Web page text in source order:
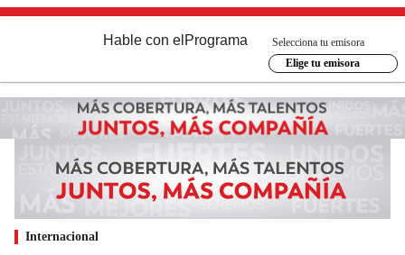
Hable con el Programa
Selecciona tu emisora
Elige tu emisora
Internacional